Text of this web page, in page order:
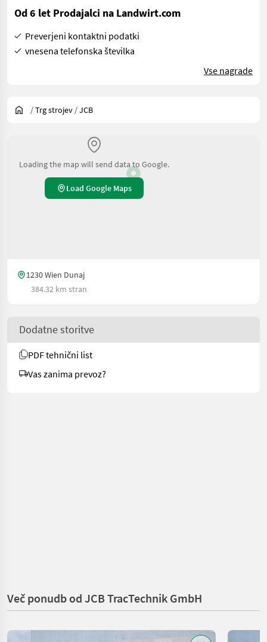
Od 6 let Prodajalci na Landwirt.com
Preverjeni kontaktni podatki
vnesena telefonska številka
Vse nagrade
/Trg strojev /JCB
Loading the map will send data to Google.
Load Google Maps
1230 Wien Dunaj
384.32 km stran
Dodatne storitve
PDF tehnični list
Vas zanima prevoz?
Več ponudb od JCB TracTechnik GmbH